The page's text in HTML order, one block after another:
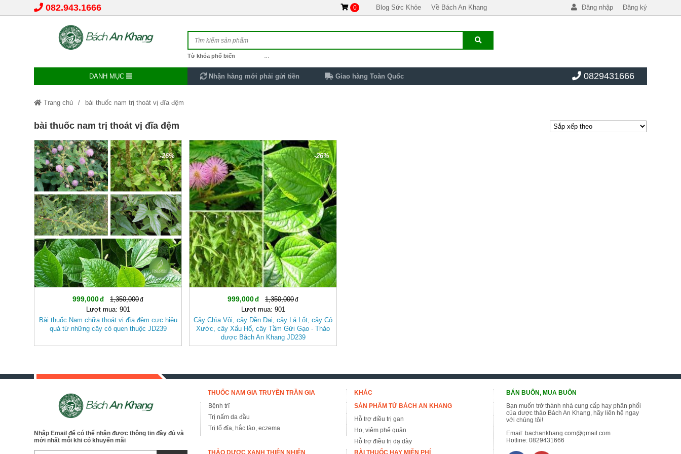
082.943.1666 0 Blog Sức Khỏe Về Bách An Khang Đăng nhập Đăng ký
Từ khóa phổ biến
DANH MỤC Nhận hàng mới phải gửi tiền Giao hàng Toàn Quốc 0829431666
Trang chủ bài thuốc nam trị thoát vị đĩa đệm
bài thuốc nam trị thoát vị đĩa đệm
-26%
999,000
1,350,000
Lượt mua: 901
Bài thuốc Nam chữa thoát vị đĩa đệm cực hiệu
quả từ những cây cỏ quen thuộc JD239
-26%
999,000
1,350,000
Lượt mua: 901
Cây Chìa Vôi, cây Dền Dai, cây Lá Lốt, cây Cỏ
Xước, cây Xấu Hổ, cây Tầm Gửi Gạo - Thảo
dược Bách An Khang JD239
Nhập Email để có thể nhận được thông tin đầy đủ và
mới nhất mỗi khi có khuyến mãi
THUỐC NAM GIA TRUYỀN TRẦN GIA
Bệnh trĩ
Trị nấm da đầu
Trị tổ đỉa, hắc lào, eczema
KHÁC
SẢN PHẨM TỪ BÁCH AN KHANG
Hỗ trợ điều trị gan
Ho, viêm phế quản
Hỗ trợ điều trị dạ dày
THẢO DƯỢC XANH THIÊN NHIÊN
BÀI THUỐC HAY MIỄN PHÍ
BÁN BUÔN, MUA BUÔN
Bạn muốn trở thành nhà cung cấp hay phân phối
của dược thảo Bách An Khang, hãy liên hệ ngay
với chúng tôi!
Email:bachankhang.com@gmail.com
Hotline:0829431666